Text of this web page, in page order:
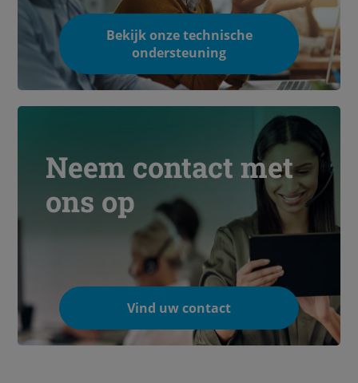
Bekijk onze technische
ondersteuning
Neem contact met
ons op
Vind uw contact